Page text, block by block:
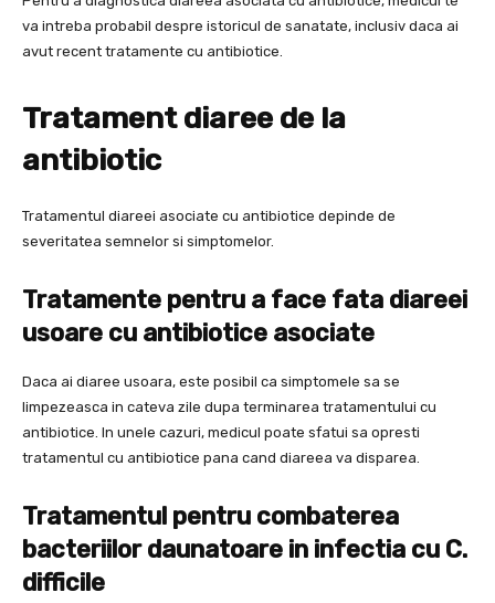
va intreba probabil despre istoricul de sanatate, inclusiv daca ai
avut recent tratamente cu antibiotice.
Tratament diaree de la
antibiotic
Tratamentul diareei asociate cu antibiotice depinde de
severitatea semnelor si simptomelor.
Tratamente pentru a face fata diareei
usoare cu antibiotice asociate
Daca ai diaree usoara, este posibil ca simptomele sa se
limpezeasca in cateva zile dupa terminarea tratamentului cu
antibiotice. In unele cazuri, medicul poate sfatui sa opresti
tratamentul cu antibiotice pana cand diareea va disparea.
Tratamentul pentru combaterea
bacteriilor daunatoare in infectia cu C.
difficile